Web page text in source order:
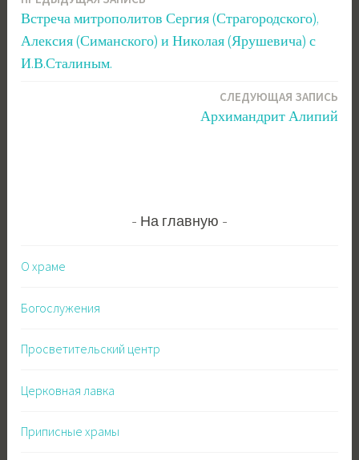
по
записям
Встреча митрополитов Сергия (Страгородского),
Алексия (Симанского) и Николая (Ярушевича) с
И.В.Сталиным.
СЛЕДУЮЩАЯ ЗАПИСЬ
Архимандрит Алипий
На главную
О храме
Богослужения
Просветительский центр
Церковная лавка
Приписные храмы